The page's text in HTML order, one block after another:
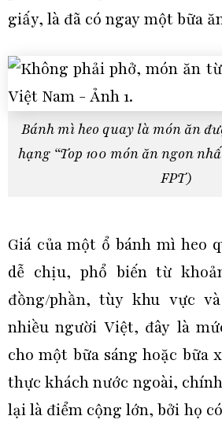
giấy, là đã có ngay một bữa
Bánh mì heo quay là món ăn
hạng “Top 100 món ăn ngon
FPT)
Giá của một ổ bánh mì heo
dễ chịu, phổ biến từ
đồng/phần, tùy khu vực
nhiều người Việt, đây là
cho một bữa sáng hoặc bữa
thực khách nước ngoài,
lại là điểm cộng lớn, bởi họ